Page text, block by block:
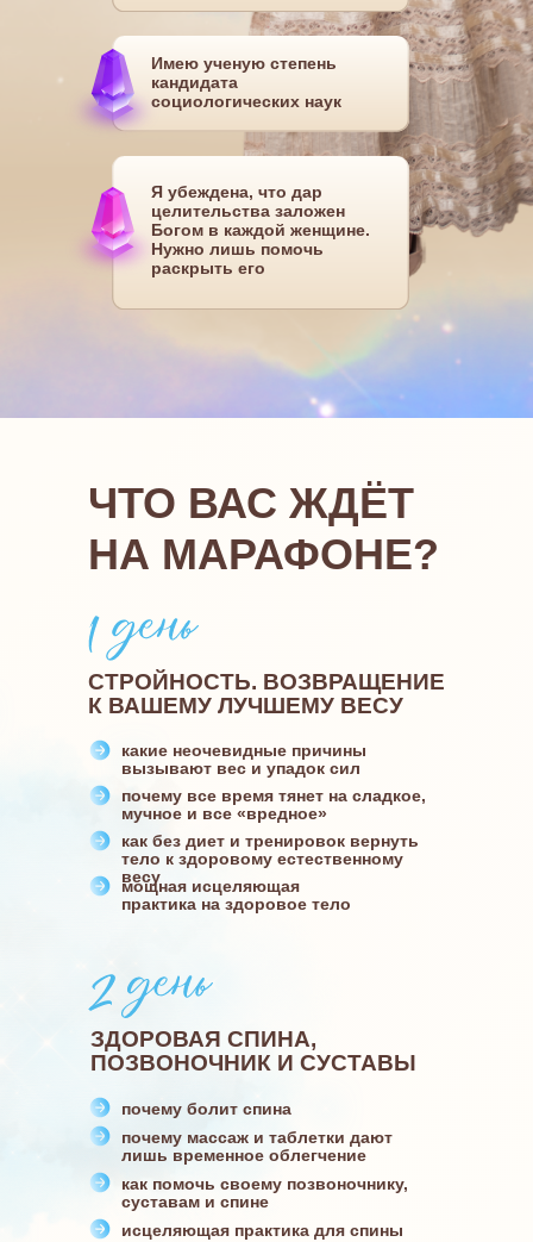
Имею ученую степень
кандидата
социологических наук
Я убеждена, что дар
целительства заложен
Богом в каждой женщине.
Нужно лишь помочь
раскрыть его
какие неочевидные причины
вызывают вес и упадок сил
почему все время тянет на сладкое,
мучное и все «вредное»
как без диет и тренировок вернуть
тело к здоровому естественному
весу
мощная исцеляющая
практика на здоровое тело
почему болит спина
почему массаж и таблетки дают
лишь временное облегчение
как помочь своему позвоночнику,
суставам и спине
исцеляющая практика для спины
ЧТО ВАС ЖДЁТ
НА МАРАФОНЕ?
СТРОЙНОСТЬ. ВОЗВРАЩЕНИЕ
К ВАШЕМУ ЛУЧШЕМУ ВЕСУ
ЗДОРОВАЯ СПИНА,
ПОЗВОНОЧНИК И СУСТАВЫ